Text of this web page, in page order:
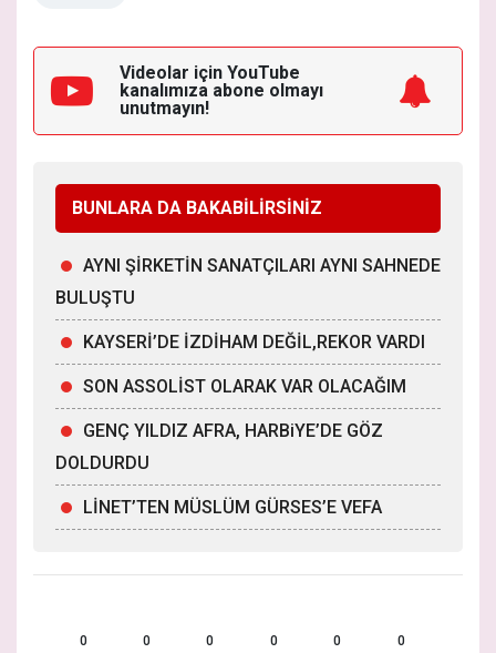
Videolar için YouTube
kanalımıza abone olmayı
unutmayın!
BUNLARA DA BAKABİLİRSİNİZ
AYNI ŞİRKETİN SANATÇILARI AYNI SAHNEDE
BULUŞTU
KAYSERİ’DE İZDİHAM DEĞİL,REKOR VARDI
SON ASSOLİST OLARAK VAR OLACAĞIM
GENÇ YILDIZ AFRA, HARBiYE’DE GÖZ
DOLDURDU
LİNET’TEN MÜSLÜM GÜRSES’E VEFA
0 0 0 0 0 0